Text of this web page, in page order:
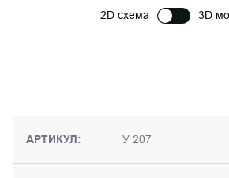
2D схема 3D
АРТИКУЛ: У 207